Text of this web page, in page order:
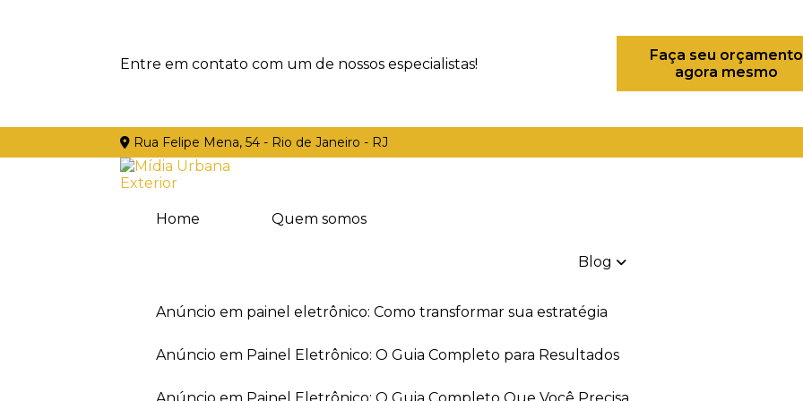
Entre em contato com um de nossos especialistas!
Faça seu orçamento
agora mesmo
Rua Felipe Mena, 54 - Rio de Janeiro - RJ
Home Quem somos
Blog
Anúncio em painel eletrônico: Como transformar sua estratégia
Anúncio em Painel Eletrônico: O Guia Completo para Resultados